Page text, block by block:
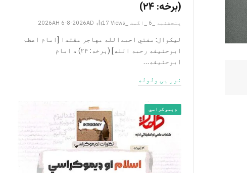
(برخه: ۲۴)
پنجشنبه _6 _اگست _2026AH 6-8-2026AD 17 Views
لیکوال: مفتي احمدالله مهاجر مقتدا [امام اعظم
ابوحنیفه رحمه الله‎] (برخه: ۲۴) د امام
ابوحنيفه…
نور یی ولوله
ډیموکراسي